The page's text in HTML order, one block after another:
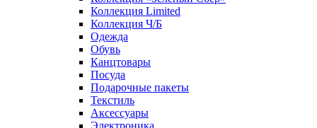
Коллекция Limited
Коллекция Ч/Б
Одежда
Обувь
Канцтовары
Посуда
Подарочные пакеты
Текстиль
Аксессуары
Электроника